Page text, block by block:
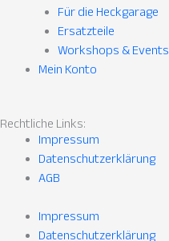
Für die Heckgarage
Ersatzteile
Workshops & Events
Mein Konto
Rechtliche Links:
Impressum
Datenschutzerklärung
AGB
Impressum
Datenschutzerklärung